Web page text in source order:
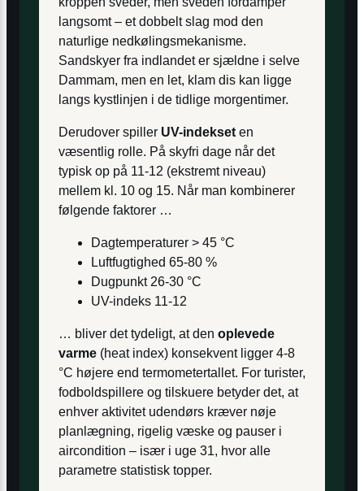
langsomt – et dobbelt slag mod den
naturlige nedkølingsmekanisme.
Sandskyer fra indlandet er sjældne i selve
Dammam, men en let, klam dis kan ligge
langs kystlinjen i de tidlige morgentimer.
Derudover spiller UV-indekset en
væsentlig rolle. På skyfri dage når det
typisk op på 11-12 (ekstremt niveau)
mellem kl. 10 og 15. Når man kombinerer
følgende faktorer …
Dagtemperaturer > 45 °C
Luftfugtighed 65-80 %
Dugpunkt 26-30 °C
UV-indeks 11-12
… bliver det tydeligt, at den oplevede
varme (heat index) konsekvent ligger 4-8
°C højere end termometertallet. For turister,
fodboldspillere og tilskuere betyder det, at
enhver aktivitet udendørs kræver nøje
planlægning, rigelig væske og pauser i
aircondition – især i uge 31, hvor alle
parametre statistisk topper.